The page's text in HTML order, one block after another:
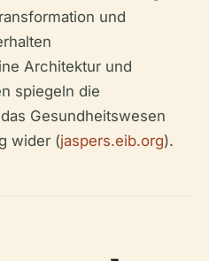
und
Architektur und
spiegeln die
Gesundheitswesen
wider (jaspers.eib.org).